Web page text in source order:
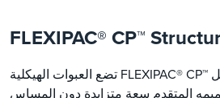
FLEXIPAC® CP™
تضع العبوات الهيكلية FLEXIPAC® CP™ معيارا جديدا في احتجاز الكربون بعد الاحتراق ، حيث توفر انخفاضا بنسبة تصل
تصميمه المتقدم سعة متزايدة دون المساس